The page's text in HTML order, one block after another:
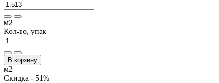
м2
Кол-во, упак
В корзину
м2
Скидка - 51%